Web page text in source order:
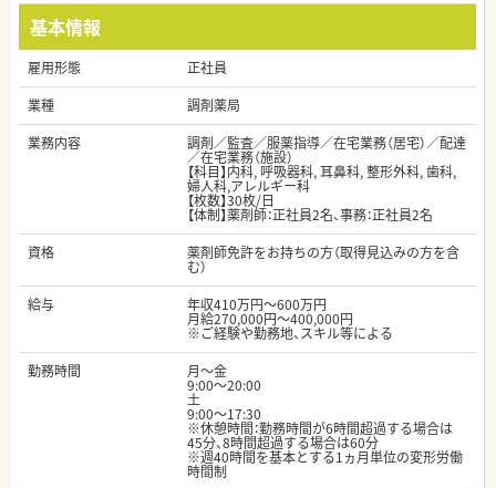
基本情報
雇用形態
正社員
業種
調剤薬局
業務内容
調剤／監査／服薬指導／在宅業務（居宅）／配達
／在宅業務（施設）
【科目】内科, 呼吸器科, 耳鼻科, 整形外科, 歯科,
婦人科,アレルギー科
【枚数】30枚/日
【体制】薬剤師：正社員2名、事務：正社員2名
資格
薬剤師免許をお持ちの方（取得見込みの方を含
む）
給与
年収410万円～600万円
月給270,000円～400,000円
※ご経験や勤務地、スキル等による
勤務時間
月～金
9:00～20:00
土
9:00～17:30
※休憩時間：勤務時間が6時間超過する場合は
45分、8時間超過する場合は60分
※週40時間を基本とする1ヵ月単位の変形労働
時間制